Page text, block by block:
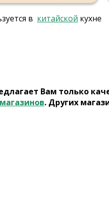
в китайской кухне
Вам только
. Других